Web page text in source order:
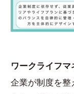
ワークライフマ
企業が制度を整